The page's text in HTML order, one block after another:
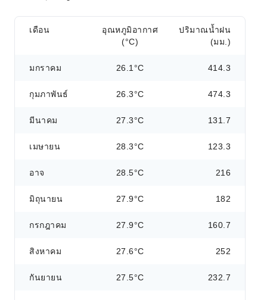
เดือน
อุณหภูมิอากาศ
(°C)
ปริมาณน้ำฝน
(มม.)
มกราคม 26.1°C 414.3
กุมภาพันธ์ 26.3°C 474.3
มีนาคม 27.3°C 131.7
เมษายน 28.3°C 123.3
อาจ 28.5°C 216
มิถุนายน 27.9°C 182
กรกฎาคม 27.9°C 160.7
สิงหาคม 27.6°C 252
กันยายน 27.5°C 232.7